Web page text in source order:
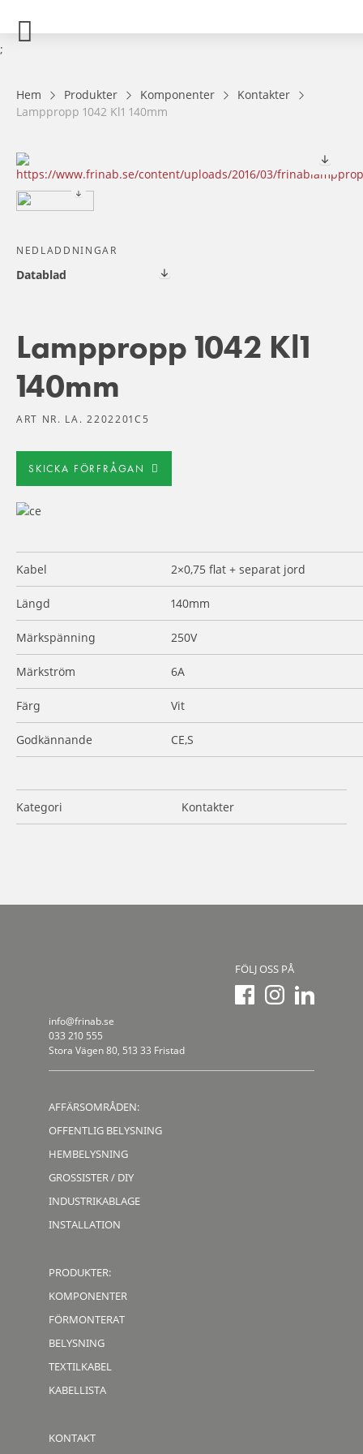
;
Hem Produkter Komponenter
Kontakter
Lamppropp 1042 Kl1 140mm
NEDLADDNINGAR
Datablad
Lamppropp 1042 Kl1
140mm
ART NR. LA. 2202201C5
SKICKA FÖRFRÅGAN
Kabel 2×0,75 flat + separat jord
Längd 140mm
Märkspänning 250V
Märkström 6A
Färg Vit
Godkännande CE,S
Kategori Kontakter
info@frinab.se
033 210 555
Stora Vägen 80, 513 33 Fristad
FÖLJ OSS PÅ
AFFÄRSOMRÅDEN:
OFFENTLIG BELYSNING
HEMBELYSNING
GROSSISTER / DIY
INDUSTRIKABLAGE
INSTALLATION
PRODUKTER:
KOMPONENTER
FÖRMONTERAT
BELYSNING
TEXTILKABEL
KABELLISTA
KONTAKT